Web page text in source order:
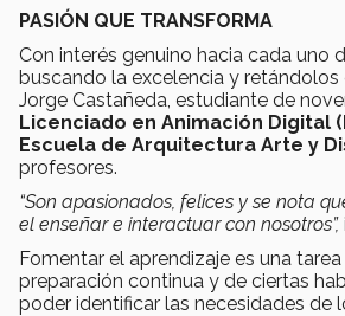
PASIÓN QUE TRANSFORMA
Con interés genuino hacia cada uno
buscando la excelencia y retándolos
Jorge Castañeda, estudiante de
Licenciado en Animación Digital
Escuela de Arquitectura Arte y
profesores.
“Son apasionados, felices y se nota
el enseñar e interactuar con nosotros”,
Fomentar el aprendizaje es una
preparación continua y de ciertas
poder identificar las necesidades de